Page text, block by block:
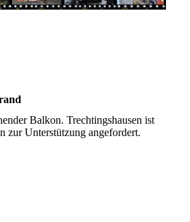
Balkon. Trechtingshausen ist
zur Unterstützung angefordert.